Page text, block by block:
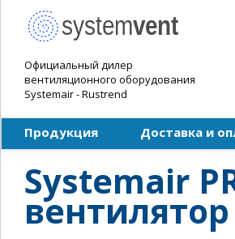
Официальный дилер
вентиляционного оборудования
Systemair - Rustrend
Продукция Доставка и
Systemair
вентилятор